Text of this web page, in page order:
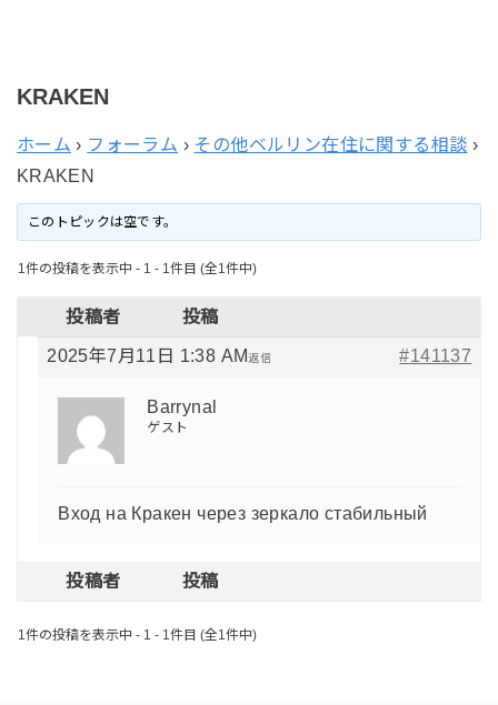
KRAKEN
ホーム › フォーラム › その他ベルリン在住に関する相談 ›
KRAKEN
このトピックは空です。
1件の投稿を表示中 - 1 - 1件目 (全1件中)
投稿者 投稿
2025年7月11日 1:38 AM #141137
返信
Barrynal
ゲスト
Вход на Кракен через зеркало стабильный
投稿者 投稿
1件の投稿を表示中 - 1 - 1件目 (全1件中)